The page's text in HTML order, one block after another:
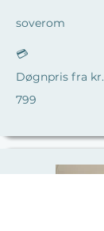
soverom
💳
Døgnpris fra kr.
799